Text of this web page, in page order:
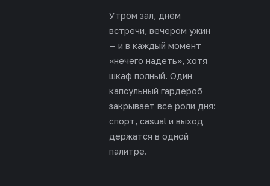
Утром зал, днём
встречи, вечером ужин
— и в каждый момент
«нечего надеть», хотя
шкаф полный. Один
капсульный гардероб
закрывает все роли дня:
спорт, casual и выход
держатся в одной
палитре.